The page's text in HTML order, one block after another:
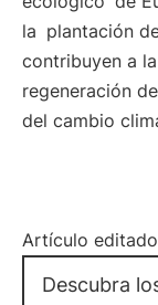
la plantación
contribuyen a
regeneración
del cambio
Artículo
Descubra